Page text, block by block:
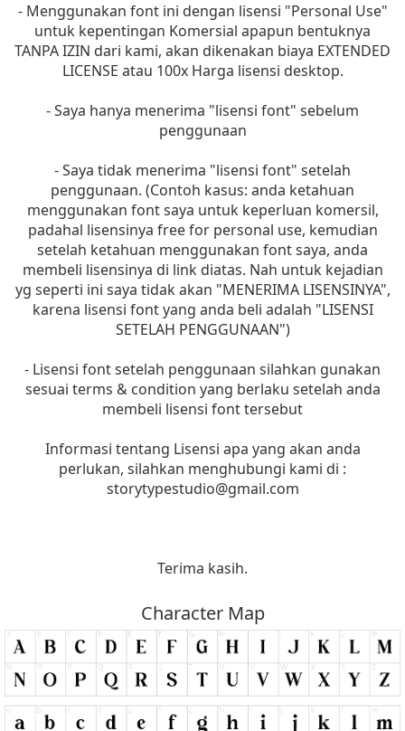
- Menggunakan font ini dengan lisensi "Personal Use"
untuk kepentingan Komersial apapun bentuknya
TANPA IZIN dari kami, akan dikenakan biaya EXTENDED
LICENSE atau 100x Harga lisensi desktop.
- Saya hanya menerima "lisensi font" sebelum
penggunaan
- Saya tidak menerima "lisensi font" setelah
penggunaan. (Contoh kasus: anda ketahuan
menggunakan font saya untuk keperluan komersil,
padahal lisensinya free for personal use, kemudian
setelah ketahuan menggunakan font saya, anda
membeli lisensinya di link diatas. Nah untuk kejadian
yg seperti ini saya tidak akan "MENERIMA LISENSINYA",
karena lisensi font yang anda beli adalah "LISENSI
SETELAH PENGGUNAAN")
- Lisensi font setelah penggunaan silahkan gunakan
sesuai terms & condition yang berlaku setelah anda
membeli lisensi font tersebut
Informasi tentang Lisensi apa yang akan anda
perlukan, silahkan menghubungi kami di :
storytypestudio@gmail.com
Terima kasih.
Character Map